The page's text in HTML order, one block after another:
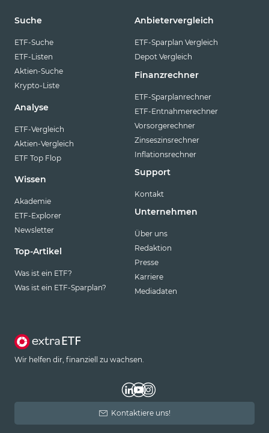
Suche
ETF-Suche
ETF-Listen
Aktien-Suche
Krypto-Liste
Analyse
ETF-Vergleich
Aktien-Vergleich
ETF Top Flop
Wissen
Akademie
ETF-Explorer
Newsletter
Top-Artikel
Was ist ein ETF?
Was ist ein ETF-Sparplan?
Anbietervergleich
ETF-Sparplan Vergleich
Depot Vergleich
Finanzrechner
ETF-Sparplanrechner
ETF-Entnahmerechner
Vorsorgerechner
Zinseszinsrechner
Inflationsrechner
Support
Kontakt
Unternehmen
Über uns
Redaktion
Presse
Karriere
Mediadaten
Wir helfen dir, finanziell zu wachsen.
Kontaktiere uns!